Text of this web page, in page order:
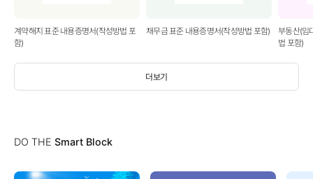
더보기
계약해지 표준 내용증명서(작성방법 포
함)
채무금 표준 내용증명서(작성방법 포함)
부동산(임
법 포함)
DO THE Smart Block